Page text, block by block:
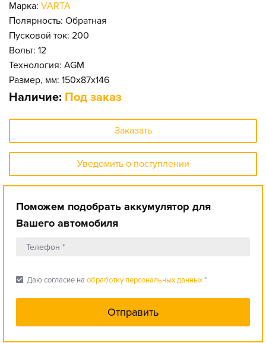
Марка: VARTA
Полярность: Обратная
Пусковой ток: 200
Вольт: 12
Технология: AGM
Размер, мм: 150x87x146
Наличие: Под заказ
Заказать
Уведомить о поступлении
Поможем подобрать аккумулятор для
Вашего автомобиля
check_box Даю согласие на обработку персональных данных*